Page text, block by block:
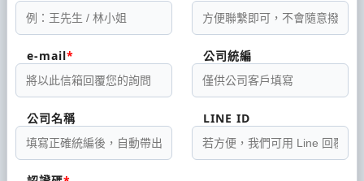
e-mail 公司統編
公司名稱 LINE ID